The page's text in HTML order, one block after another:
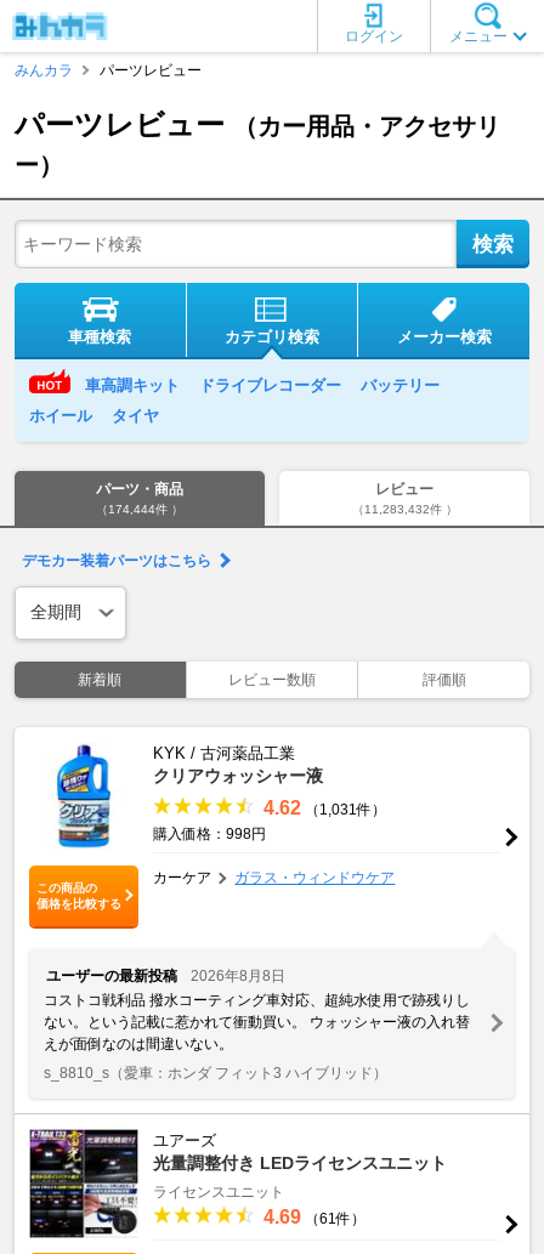
メニュー
ログイン
みんカラ
パーツレビュー
パーツレビュー
（カー用品・アクセサリ
ー）
車種検索 カテゴリ検索 メーカー検索
車高調キット ドライブレコーダー
バッテリー
ホイール
タイヤ
パーツ・商品
（174,444件 ）
レビュー
（11,283,432件 ）
デモカー装着パーツはこちら
新着順 レビュー数順 評価順
この商品の
価格を比較する
KYK / 古河薬品工業
クリアウォッシャー液
4.62
（1,031件）
購入価格：998円
カーケア ガラス・ウィンドウケア
ユーザーの最新投稿
2026年8月8日
コストコ戦利品 撥水コーティング車対応、超純水使用で跡残りし
ない。という記載に惹かれて衝動買い。 ウォッシャー液の入れ替
えが面倒なのは間違いない。
s_8810_s （愛車：ホンダ フィット3 ハイブリッド）
ユアーズ
光量調整付き LEDライセンスユニット
ライセンスユニット
4.69 （61件）